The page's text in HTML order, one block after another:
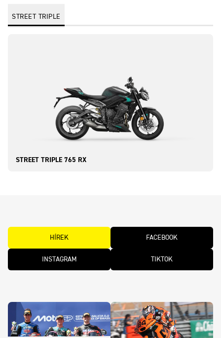
STREET TRIPLE
STREET TRIPLE 765 RX
HÍREK FACEBOOK
INSTAGRAM TIKTOK